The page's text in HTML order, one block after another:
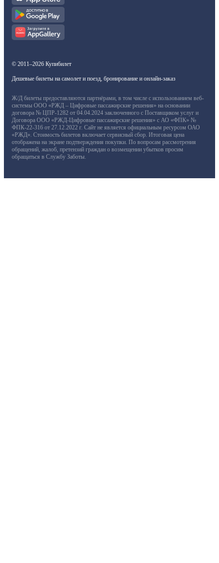
© 2011–2026 Купибилет
Дешевые билеты на самолет и поезд, бронирование и онлайн-заказ
Ж/Д билеты предоставляются партнёрами, в том числе с использованием веб-
системы ООО «РЖД – Цифровые пассажирские решения» на основании
договора № ЦПР-1282 от 04.04.2024 заключенного с Поставщиком услуг и
Договора ООО «РЖД-Цифровые пассажирские решения» с АО «ФПК» №
ФПК-22-316 от 27.12.2022 г. Сайт не является официальным ресурсом ОАО
«РЖД». Стоимость билетов включает сервисный сбор. Итоговая цена
отображена на экране подтверждения покупки. По вопросам рассмотрения
обращений, жалоб, претензий граждан о возмещении убытков просим
обращаться в Службу Заботы.